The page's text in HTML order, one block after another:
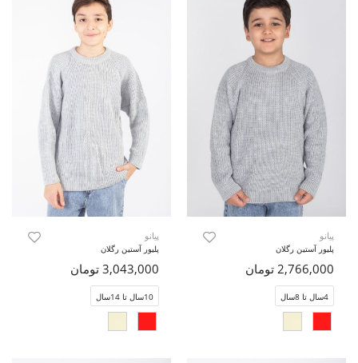
پیانو
پلیور آستین رگلان
2,766,000 تومان
4سال تا 8سال
پیانو
پلیور آستین رگلان
3,043,000 تومان
10سال تا 14سال